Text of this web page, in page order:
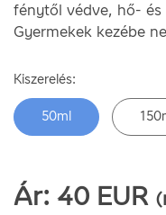
fénytől védve, hő-
Gyermekek kezébe
Kiszerelés:
50ml
Ár: 40 EUR